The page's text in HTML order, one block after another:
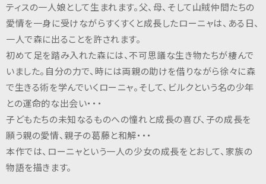
ティスの一人娘として生まれます。父、母、そして山賊仲間たちの
愛情を一身に受けながらすくすくと成長したローニャは、ある日、
一人で森に出ることを許されます。
初めて足を踏み入れた森には、不可思議な生き物たちが棲んで
いました。自分の力で、時には両親の助けを借りながら徐々に森
で生きる術を学んでいくローニャ。そして、ビルクという名の少年
との運命的な出会い・・・
子どもたちの未知なるものへの憧れと成長の喜び、子の成長を
願う親の愛情、親子の葛藤と和解・・・
本作では、ローニャという一人の少女の成長をとおして、家族の
物語を描きます。